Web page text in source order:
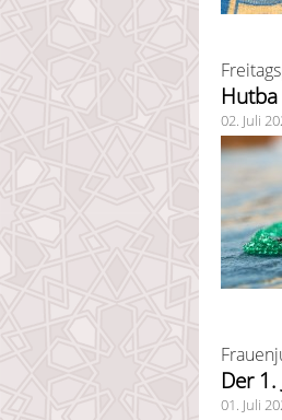
02. Juli
Der
01. Juli